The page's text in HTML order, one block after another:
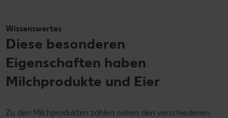
Wissenswertes
Diese besonderen
Eigenschaften haben
Milchprodukte und Eier
Zu den Milchprodukten zählen neben den verschiedenen